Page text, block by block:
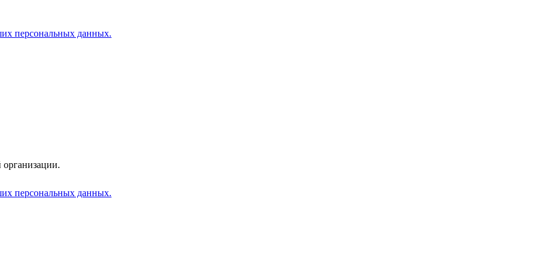
персональных данных.
персональных данных.